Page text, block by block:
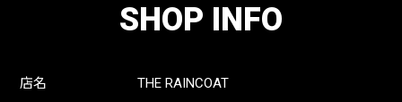
SHOP INFO
店名
THE RAINCOAT